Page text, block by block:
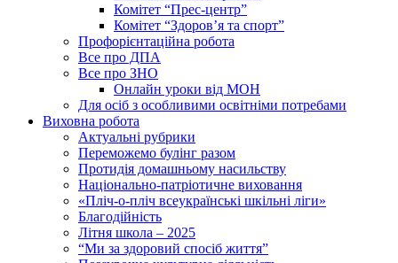
Комітет “Прес-центр”
Комітет “Здоров’я та спорт”
Профорієнтаційна робота
Все про ДПА
Все про ЗНО
Онлайн уроки від МОН
Для осіб з особливими освітніми потребами
Виховна робота
Актуальні рубрики
Переможемо булінг разом
Протидія домашньому насильству
Національно-патріотичне виховання
«Пліч-о-пліч всеукраїнські шкільні ліги»
Благодійність
Літня школа – 2025
“Ми за здоровий спосіб життя”